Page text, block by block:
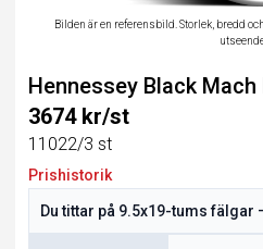
Bilden är en referensbild. Storlek, bredd
Hennessey Black Mach
3674 kr/st
11022/3 st
Prishistorik